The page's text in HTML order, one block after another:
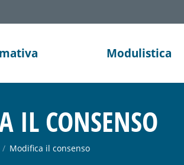
Modulistica
IL CONSENSO
here:
Modifica il consenso